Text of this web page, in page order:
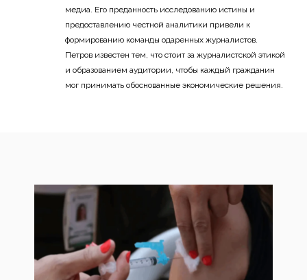
медиа. Его преданность исследованию истины и
предоставлению честной аналитики привели к
формированию команды одаренных журналистов.
Петров известен тем, что стоит за журналистской этикой
и образованием аудитории, чтобы каждый гражданин
мог принимать обоснованные экономические решения.